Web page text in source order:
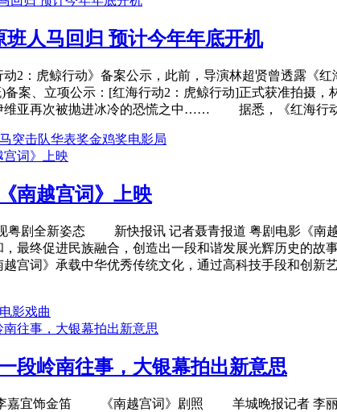
班人马回归 预计今年年底开机
：虎鲸行动》备案公示，此前，导演林超贤曾透露《
备案、立项公示：[红海行动2：虎鲸行动]正式获准拍摄
维亚再次被抛进冰冷的恐慌之中…… 据悉，《红海行动
突击队华表奖金鸡奖电影局
南越宫词》上映
剧全新姿态 新快报讯 记者聂青报道 粤剧电影《南越
，最终促进民族融合，创造出一段和谐发展光辉历史的
越宫词》承载中华优秀传统文化，通过高科技手段和
电影戏曲
段岭南往事，大银幕拍出新意思
金笛 《南越宫词》剧照 羊城晚报记者 李丽 粤